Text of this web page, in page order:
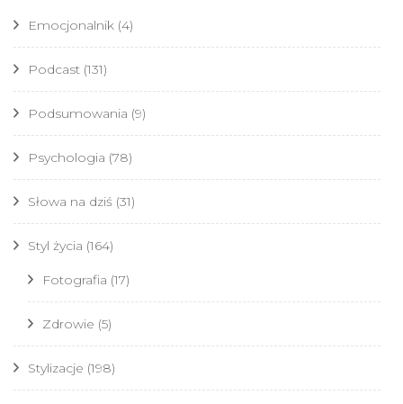
Emocjonalnik (4)
Podcast (131)
Podsumowania (9)
Psychologia (78)
Słowa na dziś (31)
Styl życia (164)
Fotografia (17)
Zdrowie (5)
Stylizacje (198)